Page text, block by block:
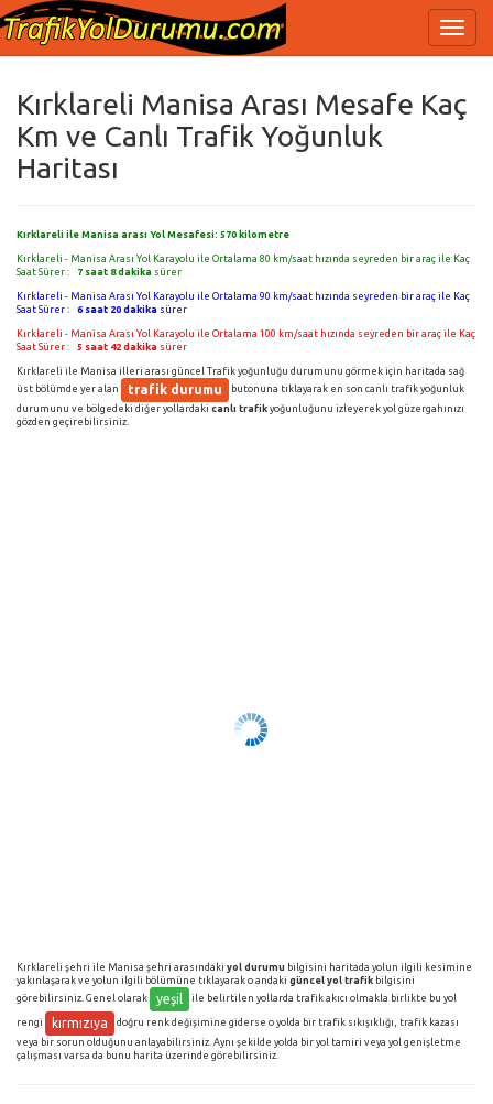
Kırklareli Manisa Arası Mesafe Kaç
Km ve Canlı Trafik Yoğunluk
Haritası
Kırklareli ile Manisa arası Yol Mesafesi: 570 kilometre
Kırklareli - Manisa Arası Yol Karayolu ile Ortalama 80 km/saat hızında seyreden bir araç ile Kaç
Saat Sürer :
7 saat 8 dakika sürer
Kırklareli - Manisa Arası Yol Karayolu ile Ortalama 90 km/saat hızında seyreden bir araç ile Kaç
Saat Sürer :
6 saat 20 dakika sürer
Kırklareli - Manisa Arası Yol Karayolu ile Ortalama 100 km/saat hızında seyreden bir araç ile Kaç
Saat Sürer :
5 saat 42 dakika sürer
Kırklareli ile Manisa illeri arası güncel Trafik yoğunluğu durumunu görmek için haritada sağ
üst bölümde yer alan
trafik durumu
butonuna tıklayarak en son canlı trafik yoğunluk
durumunu ve bölgedeki diğer yollardaki canlı trafik yoğunluğunu izleyerek yol güzergahınızı
gözden geçirebilirsiniz.
Kırklareli şehri ile Manisa şehri arasındaki yol durumu bilgisini haritada yolun ilgili kesimine
yakınlaşarak ve yolun ilgili bölümüne tıklayarak o andaki güncel yol trafik bilgisini
görebilirsiniz. Genel olarak
yeşil ile belirtilen yollarda trafik akıcı olmakla birlikte bu yol
rengi kırmızıya
doğru renk değişimine giderse o yolda bir trafik sıkışıklığı, trafik kazası
veya bir sorun olduğunu anlayabilirsiniz. Aynı şekilde yolda bir yol tamiri veya yol genişletme
çalışması varsa da bunu harita üzerinde görebilirsiniz.